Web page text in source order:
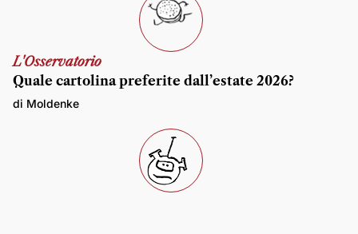
L'Osservatorio
Quale cartolina preferite dall’estate 2026?
di Moldenke